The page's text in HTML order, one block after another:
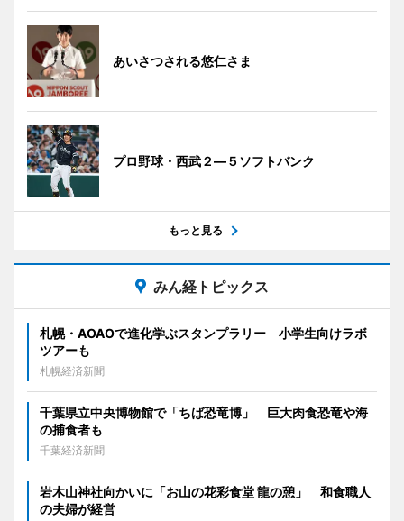
あいさつされる悠仁さま
プロ野球・西武２―５ソフトバンク
もっと見る
みん経トピックス
札幌・AOAOで進化学ぶスタンプラリー 小学生向けラボ
ツアーも
札幌経済新聞
千葉県立中央博物館で「ちば恐竜博」 巨大肉食恐竜や海
の捕食者も
千葉経済新聞
岩木山神社向かいに「お山の花彩食堂 龍の憩」 和食職人
の夫婦が経営